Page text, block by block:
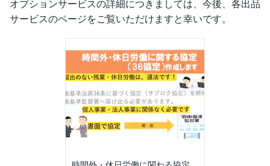
オプションサービスの詳細につきましては、今後、各出品
サービスのページをご覧いただけますと幸いです。